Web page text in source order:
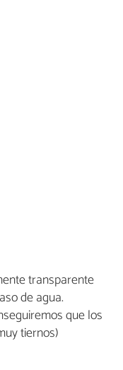
transparente
de agua.
que los
tiernos)